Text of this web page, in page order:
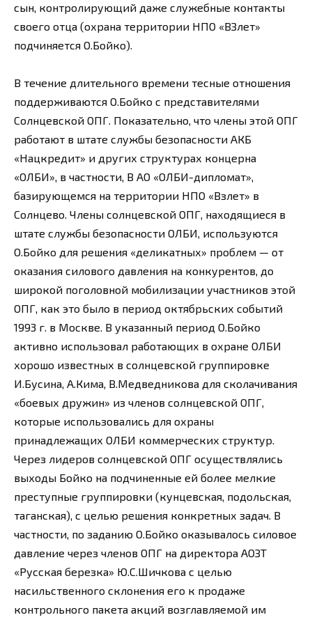
сын, контролирующий даже служебные контакты
своего отца (охрана территории НПО «ВЗлет»
подчиняется О.Бойко).
В течение длительного времени тесные отношения
поддерживаются О.Бойко с представителями
Солнцевской ОПГ. Показательно, что члены этой ОПГ
работают в штате службы безопасности АКБ
«Нацкредит» и других структурах концерна
«ОЛБИ», в частности, В АО «ОЛБИ-дипломат»,
базирующемся на территории НПО «Взлет» в
Солнцево. Члены солнцевской ОПГ, находящиеся в
штате службы безопасности ОЛБИ, используются
О.Бойко для решения «деликатных» проблем — от
оказания силового давления на конкурентов, до
широкой поголовной мобилизации участников этой
ОПГ, как это было в период октябрьских событий
1993 г. в Москве. В указанный период О.Бойко
активно использовал работающих в охране ОЛБИ
хорошо известных в солнцевской группировке
И.Бусина, А.Кима, В.Медведникова для сколачивания
«боевых дружин» из членов солнцевской ОПГ,
которые использовались для охраны
принадлежащих ОЛБИ коммерческих структур.
Через лидеров солнцевской ОПГ осуществлялись
выходы Бойко на подчиненные ей более мелкие
преступные группировки (кунцевская, подольская,
таганская), с целью решения конкретных задач. В
частности, по заданию О.Бойко оказывалось силовое
давление через членов ОПГ на директора АОЗТ
«Русская березка» Ю.С.Шичкова с целью
насильственного склонения его к продаже
контрольного пакета акций возглавляемой им